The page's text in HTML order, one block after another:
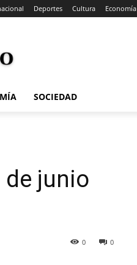
Deportes Cultura Economía
SOCIEDAD
de junio
0
0